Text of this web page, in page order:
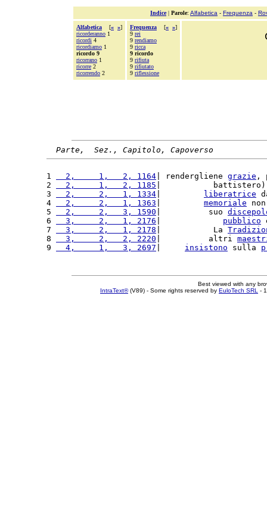
Indice| Parole: Alfabetica - Frequenza -
Alfabetica [« »]
ricorderanno 1
ricordi 4
ricordiamo 1
ricordo 9
ricorrano 1
ricorre 2
ricorrendo 2
Frequenza [« »]
9 rei
9 rendiamo
9 ricca
9 ricordo
9 rifiuta
9 rifiutato
9 riflessione
Parte,  Sez., Capitolo, Capoverso
1
  2,     1,   2, 1164
| rendergliene grazie ,
2
  2,     1,   2, 1185
|
3
  2,     2,   1, 1334
liberatrice
4
  2,     2,   1, 1363
memoriale
5
  2,     2,   3, 1590
|          suo
6
  3,     2,   1, 2176
pubblico
7
  3,     2,   1, 2178
|           La
8
  3,     2,   2, 2220
|          altri
9
  4,     1,   3, 2697
insistono sulla
Best viewed with any
IntraText®(V89) - Some rights reserved by EuloTech SRL -